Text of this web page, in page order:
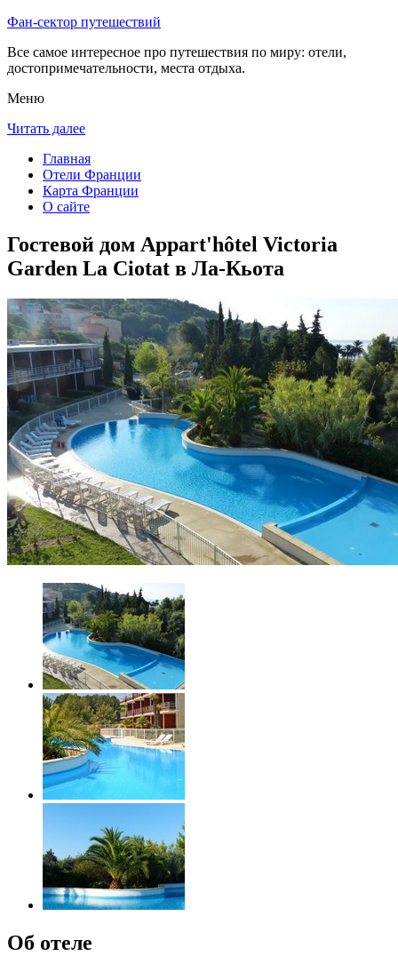
Фан-сектор путешествий
Все самое интересное про путешествия по миру: отели,
достопримечательности, места отдыха.
Меню
Читать далее
Главная
Отели Франции
Карта Франции
О сайте
Гостевой дом Appart'hôtel Victoria
Garden La Ciotat в Ла-Кьота
Об отеле